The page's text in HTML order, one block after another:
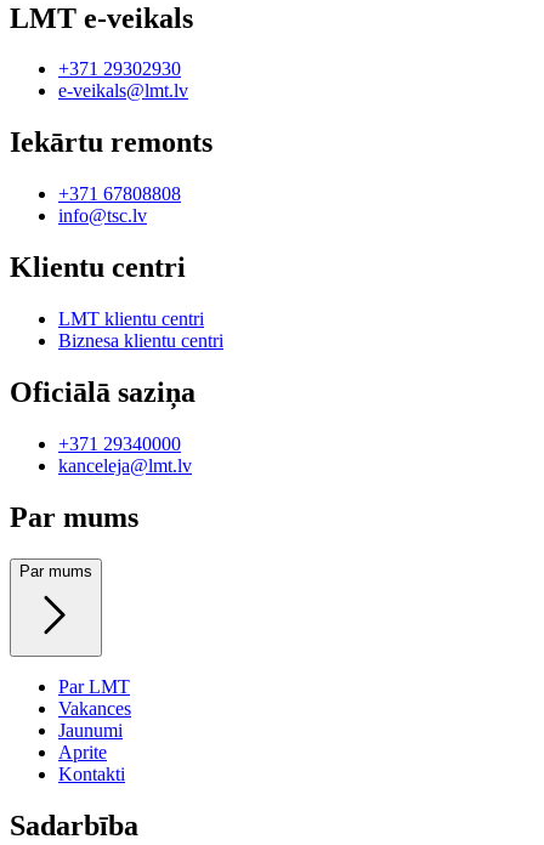
LMT e-veikals
+371 29302930
e-veikals@lmt.lv
Iekārtu remonts
+371 67808808
info@tsc.lv
Klientu centri
LMT klientu centri
Biznesa klientu centri
Oficiālā saziņa
+371 29340000
kanceleja@lmt.lv
Par mums
Par mums
Par LMT
Vakances
Jaunumi
Aprite
Kontakti
Sadarbība